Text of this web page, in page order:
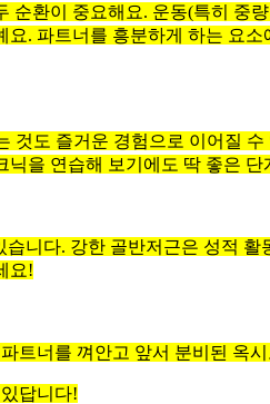
환이 중요해요. 운동(특히 중
. 파트너를 흥분하게 하는 요
도 즐거운 경험으로 이어질
을 연습해 보기에도 딱 좋은 단
니다. 강한 골반저근은 성적
요!
트너를 껴안고 앞서 분비된 옥
답니다!